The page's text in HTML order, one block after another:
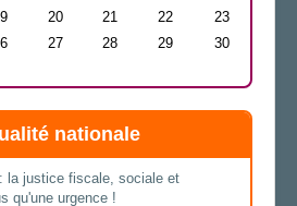
20 21 22
23
27 28 29
30
nationale
la justice fiscale, sociale et
qu'une urgence !